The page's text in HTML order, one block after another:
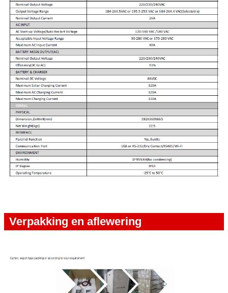
Verpakking en aflewering